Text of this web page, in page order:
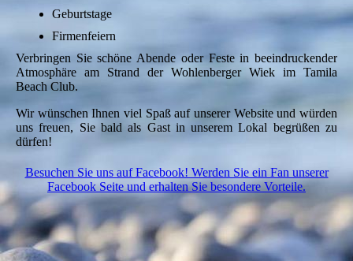
Geburtstage
Firmenfeiern
Verbringen Sie schöne Abende oder Feste in beeindruckender
Atmosphäre am Strand der Wohlenberger Wiek im Tamila
Beach Club.
Wir wünschen Ihnen viel Spaß auf unserer Website und würden
uns freuen, Sie bald als Gast in unserem Lokal begrüßen zu
dürfen!
Besuchen Sie uns auf Facebook! Werden Sie ein Fan unserer
Facebook Seite und erhalten Sie besondere Vorteile.